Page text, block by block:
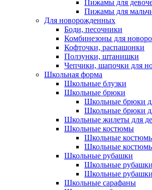
Пижамы для
Пижамы для
Для новорожденных
Боди, песочники
Комбинезоны для
Кофточки, распашонки
Ползунки, штанишки
Чепчики, шапочки для
Школьная форма
Школьные блузки
Школьные брюки
Школьные брюки
Школьные брюки
Школьные жилеты для
Школьные костюмы
Школьные
Школьные
Школьные рубашки
Школьные рубашки
Школьные рубашки
Школьные сарафаны